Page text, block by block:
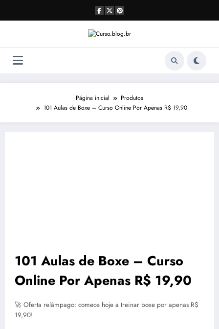
o
Página inicial
Produtos
101 Aulas de Boxe – Curso Online Por Apenas R$ 19,90
101 Aulas de Boxe – Curso
Online Por Apenas R$ 19,90
🚀 Oferta relâmpago: comece hoje a treinar boxe por apenas R$
19,90!